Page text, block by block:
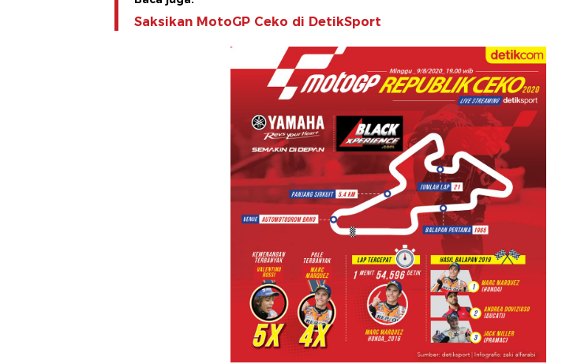
Saksikan MotoGP Ceko di DetikSport